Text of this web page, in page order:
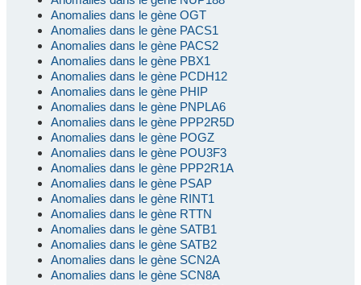
Anomalies dans le gène OGT
Anomalies dans le gène PACS1
Anomalies dans le gène PACS2
Anomalies dans le gène PBX1
Anomalies dans le gène PCDH12
Anomalies dans le gène PHIP
Anomalies dans le gène PNPLA6
Anomalies dans le gène PPP2R5D
Anomalies dans le gène POGZ
Anomalies dans le gène POU3F3
Anomalies dans le gène PPP2R1A
Anomalies dans le gène PSAP
Anomalies dans le gène RINT1
Anomalies dans le gène RTTN
Anomalies dans le gène SATB1
Anomalies dans le gène SATB2
Anomalies dans le gène SCN2A
Anomalies dans le gène SCN8A